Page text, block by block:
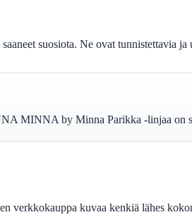
suosiota. Ne ovat tunnistettavia
MINNA by Minna Parikka -linjaa
kuvaa kenkiä lähes